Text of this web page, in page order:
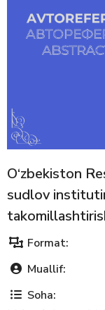
O‘zbekiston
sudlov
Format:
Muallif:
Soha: